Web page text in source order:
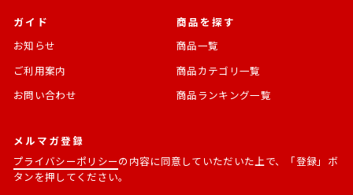
ガイド
お知らせ
ご利用案内
お問い合わせ
商品を探す
商品一覧
商品カテゴリ一覧
商品ランキング一覧
メルマガ登録
プライバシーポリシーの内容に同意していただいた上で、「登録」ボ
タンを押してください。